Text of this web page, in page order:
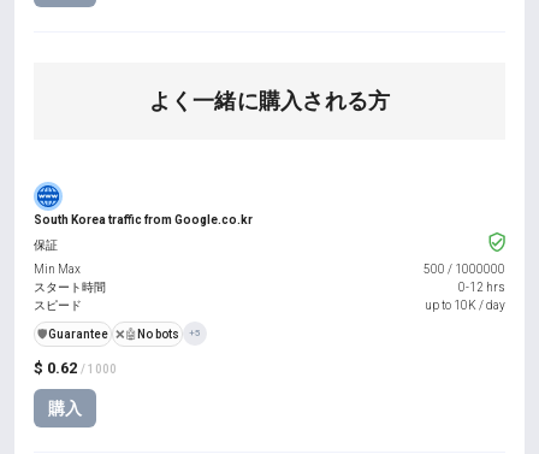
よく一緒に購入される方
South Korea traffic from Google.co.kr
$ 0.62 / 1000
購入
保証
Min Max
500 / 1000000
スタート時間
0-12 hrs
スピード
up to 10K / day
️🛡️Guarantee ❌🤖 No bots +5